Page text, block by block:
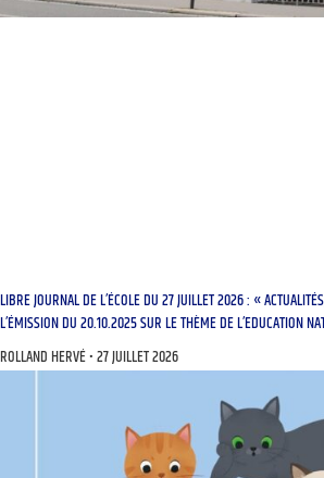
LIBRE JOURNAL DE L’ÉCOLE DU 27 JUILLET 2026 : «
L’ÉMISSION DU 20.10.2025 SUR LE THÈME DE L’EDUCATION
ROLLAND HERVÉ 27 JUILLET 2026